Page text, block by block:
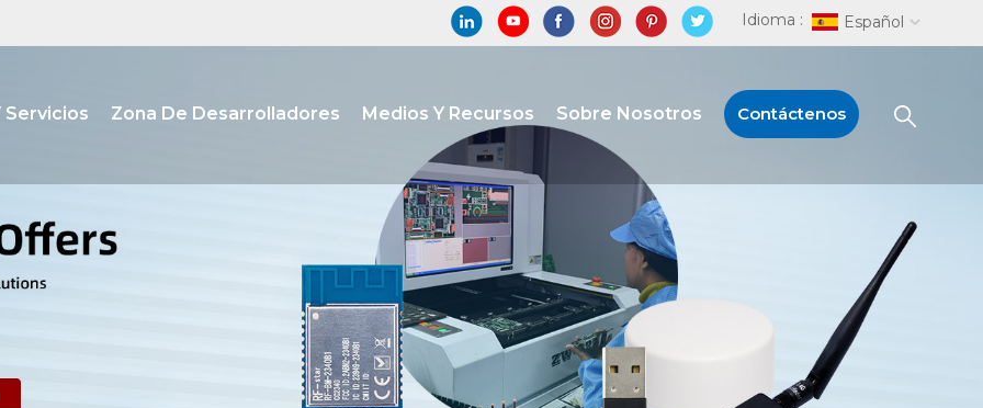
Idioma : Español
Servicios Zona De Desarrolladores Medios Y Recursos Sobre Nosotros Contáctenos